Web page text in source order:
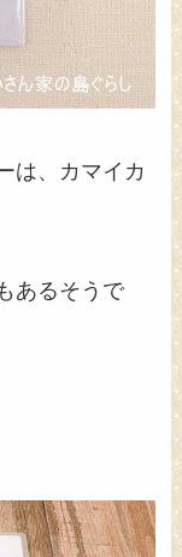
は、カマイカ
あるそうで